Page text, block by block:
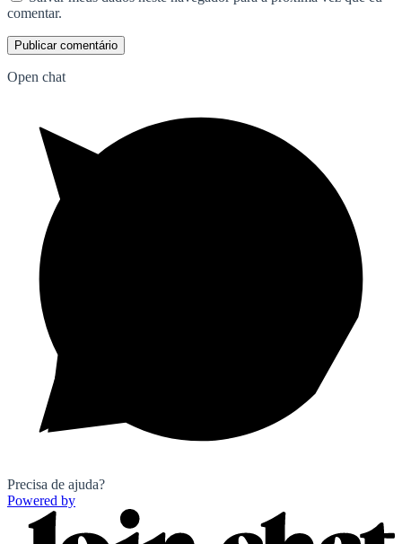
comentar.
Open chat
Precisa de ajuda?
Powered by